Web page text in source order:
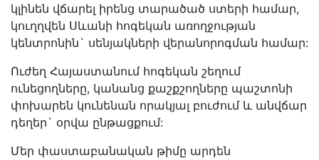
կլինեն վճարել իրենց տարածած ստերի համար,
կուղղվեն Սևանի հոգեկան առողջության
կենտրոնին` սենյակների վերանորոգման համար:
Ուժեղ Հայաստանում հոգեկան շեղում
ունեցողները, կանանց քաշքշողները պաշտոնի
փոխարեն կունենան որակյալ բուժում և անվճար
դեղեր` օրվա ընթացքում:
Մեր փաստաբանական թիմը արդեն